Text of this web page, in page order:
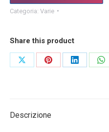
Categoria: Varie
Share this product
CondividiCondividiCondividi
Descrizione